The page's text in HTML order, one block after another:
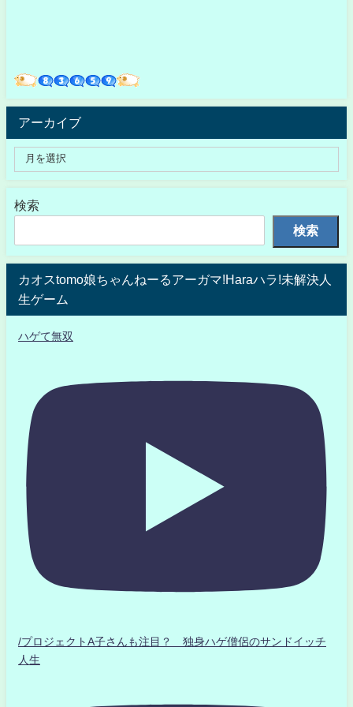
アーカイブ
検索
検索
カオスtomo娘ちゃんねーるアーガマ!Haraハラ!未解決人
生ゲーム
ハゲて無双
/プロジェクトA子さんも注目？ 独身ハゲ僧侶のサンドイッチ
人生